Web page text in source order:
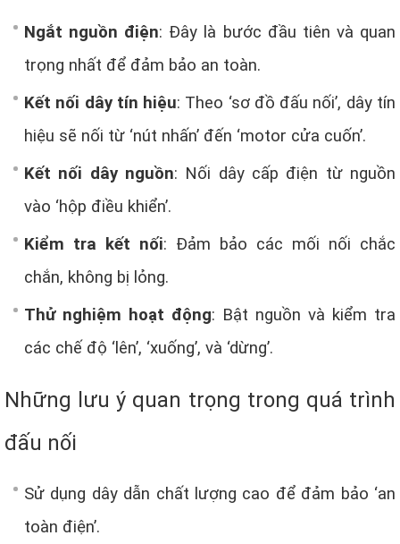
Ngắt nguồn điện: Đây là bước đầu tiên và quan
trọng nhất để đảm bảo an toàn.
Kết nối dây tín hiệu: Theo ‘sơ đồ đấu nối’, dây tín
hiệu sẽ nối từ ‘nút nhấn’ đến ‘motor cửa cuốn’.
Kết nối dây nguồn: Nối dây cấp điện từ nguồn
vào ‘hộp điều khiển’.
Kiểm tra kết nối: Đảm bảo các mối nối chắc
chắn, không bị lỏng.
Thử nghiệm hoạt động: Bật nguồn và kiểm tra
các chế độ ‘lên’, ‘xuống’, và ‘dừng’.
Những lưu ý quan trọng trong quá trình
đấu nối
Sử dụng dây dẫn chất lượng cao để đảm bảo ‘an
toàn điện’.